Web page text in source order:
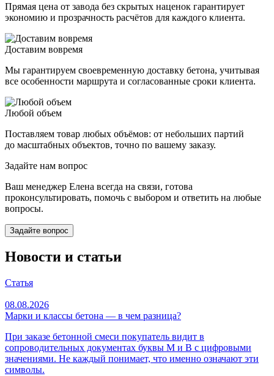
Прямая цена от завода без скрытых наценок гарантирует
экономию и прозрачность расчётов для каждого клиента.
Доставим вовремя
Мы гарантируем своевременную доставку бетона, учитывая
все особенности маршрута и согласованные сроки клиента.
Любой объем
Поставляем товар любых объёмов: от небольших партий
до масштабных объектов, точно по вашему заказу.
Задайте нам вопрос
Ваш менеджер Елена всегда на связи, готова
проконсультировать, помочь с выбором и ответить на любые
вопросы.
Задайте вопрос
Новости и статьи
Статья
08.08.2026
Марки и классы бетона — в чем разница?
При заказе бетонной смеси покупатель видит в
сопроводительных документах буквы М и В с цифровыми
значениями. Не каждый понимает, что именно означают эти
символы.